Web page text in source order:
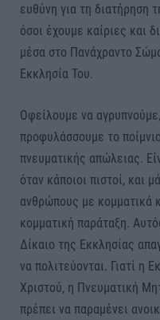
ευθύνη για τη διατήρηση
όσοι έχουμε καίριες και
μέσα στο Πανάχραντο
Εκκλησία Του.
Οφείλουμε να
προφυλάσσουμε το
πνευματικής απώλειας.
όταν κάποιοι πιστοί, και
ανθρώπους με κομματικά
κομματική παράταξη.
Δίκαιο της Εκκλησίας
να πολιτεύονται. Γιατί η
Χριστού, η Πνευματική
πρέπει να παραμένει